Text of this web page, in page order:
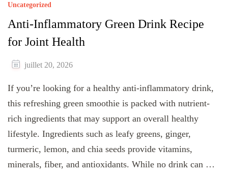
Uncategorized
Anti-Inflammatory Green Drink Recipe
for Joint Health
juillet 20, 2026
If you’re looking for a healthy anti-inflammatory drink,
this refreshing green smoothie is packed with nutrient-
rich ingredients that may support an overall healthy
lifestyle. Ingredients such as leafy greens, ginger,
turmeric, lemon, and chia seeds provide vitamins,
minerals, fiber, and antioxidants. While no drink can …